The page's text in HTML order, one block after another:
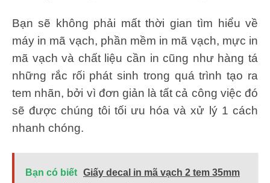
Bạn sẽ không phải mất thời gian tìm hiểu về
máy in mã vạch, phần mềm in mã vạch, mực in
mã vạch và chất liệu cần in cũng như hàng tá
những rắc rối phát sinh trong quá trình tạo ra
tem nhãn, bởi vì đơn giản là tất cả công việc đó
sẽ được chúng tôi tối ưu hóa và xử lý 1 cách
nhanh chóng.
Bạn có biết Giấy decal in mã vạch 2 tem 35mm